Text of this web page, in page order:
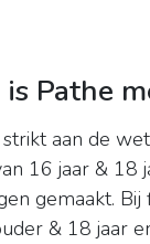
Pathe
aan de
16 jaar & 18
gemaakt.
& 18 jaar